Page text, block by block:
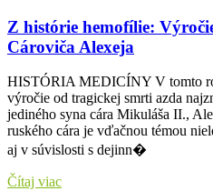
Z histórie hemofílie:
Cároviča Alexeja
HISTÓRIA MEDICÍNY V tomto
výročie od tragickej smrti azda
jediného syna cára Mikuláša II.,
ruského cára je vďačnou témou
aj v súvislosti s dejinn�
Čítaj viac